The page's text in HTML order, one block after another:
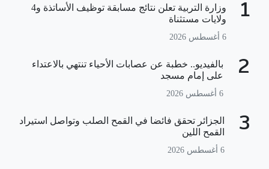
1
وزارة التربية تعلن نتائج مسابقة توظيف الأساتذة و4
ولايات مستثناة
6 أغسطس 2026
2
بالفيديو.. خطبة عن عصابات الأحياء تنتهي بالاعتداء
على إمام مسجد
6 أغسطس 2026
3
الجزائر تحقق فائضا في القمح الصلب وتواصل استيراد
القمح اللين
6 أغسطس 2026